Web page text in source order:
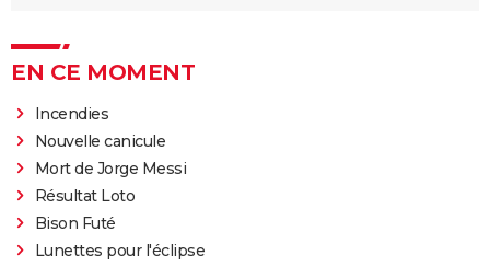
EN CE MOMENT
Incendies
Nouvelle canicule
Mort de Jorge Messi
Résultat Loto
Bison Futé
Lunettes pour l'éclipse